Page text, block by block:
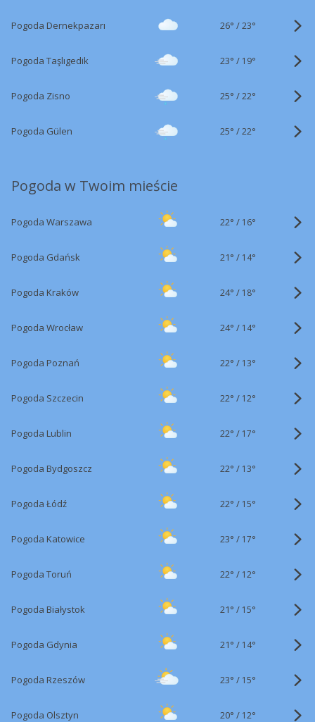
Pogoda Dernekpazarı 26° /23°
Pogoda Taşlıgedik 23° / 19°
Pogoda Zisno 25° /22°
Pogoda Gülen 25° /22°
Pogoda w Twoim mieście
Pogoda Warszawa 22° / 16°
Pogoda Gdańsk 21° / 14°
Pogoda Kraków 24° / 18°
Pogoda Wrocław 24° / 14°
Pogoda Poznań 22° / 13°
Pogoda Szczecin 22° / 12°
Pogoda Lublin 22° / 17°
Pogoda Bydgoszcz 22° / 13°
Pogoda Łódź 22° / 15°
Pogoda Katowice 23° / 17°
Pogoda Toruń 22° / 12°
Pogoda Białystok 21° / 15°
Pogoda Gdynia 21° / 14°
Pogoda Rzeszów 23° / 15°
Pogoda Olsztyn 20° / 12°